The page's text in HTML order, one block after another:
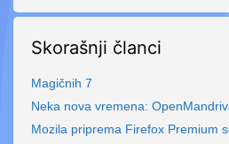
Skorašnji članci
Magičnih 7
Neka nova vremena:
Mozila priprema Firefox Premium